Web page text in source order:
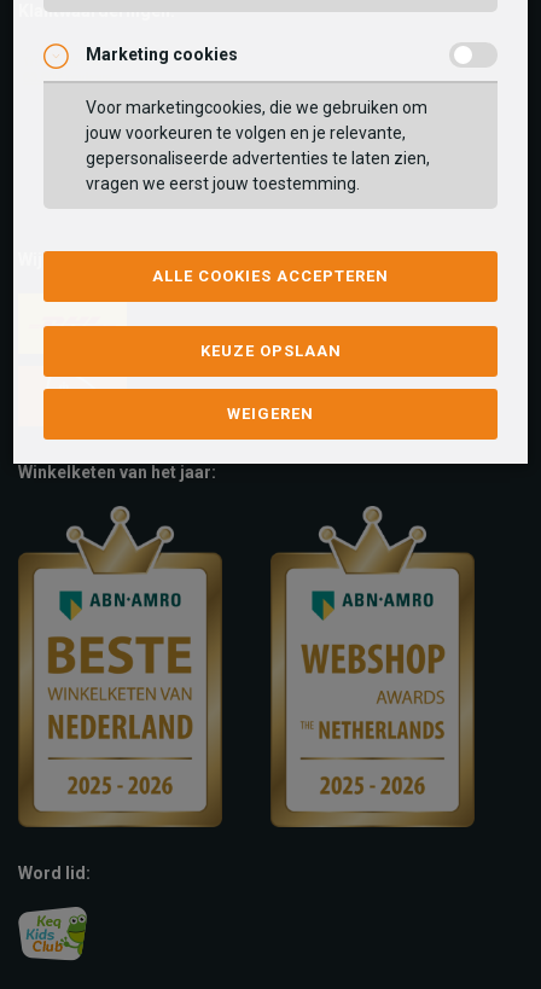
Klantwaarderingen:
Wij versturen met:
Winkelketen van het jaar:
Word lid:
Marketing cookies
Voor marketingcookies, die we gebruiken om
jouw voorkeuren te volgen en je relevante,
gepersonaliseerde advertenties te laten zien,
vragen we eerst jouw toestemming.
ALLE COOKIES ACCEPTEREN
KEUZE OPSLAAN
WEIGEREN